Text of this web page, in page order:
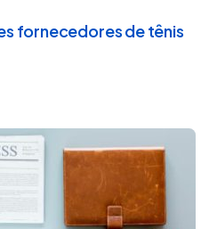
fornecedores de tênis